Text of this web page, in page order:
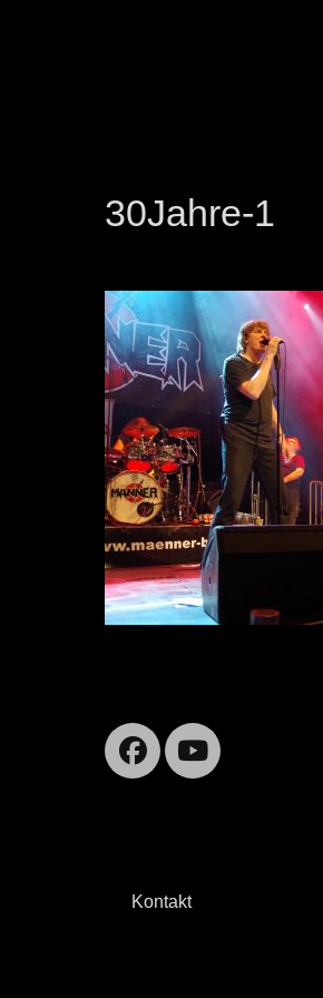
30Jahre-1
Facebook
Kontakt